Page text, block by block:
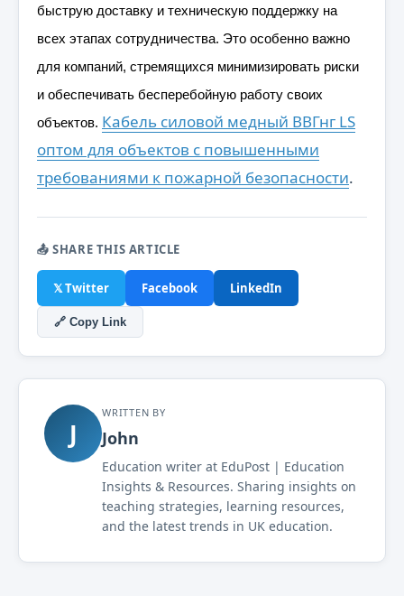
быструю доставку и техническую поддержку на
всех этапах сотрудничества. Это особенно важно
для компаний, стремящихся минимизировать риски
и обеспечивать бесперебойную работу своих
объектов. Кабель силовой медный ВВГнг LS
оптом для объектов с повышенными
требованиями к пожарной безопасности.
📤 SHARE THIS ARTICLE
𝕏 Twitter Facebook LinkedIn
🔗 Copy Link
J
WRITTEN BY
John
Education writer at EduPost | Education
Insights & Resources. Sharing insights on
teaching strategies, learning resources,
and the latest trends in UK education.